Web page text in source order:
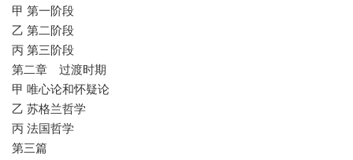
甲 第一阶段
乙 第二阶段
丙 第三阶段
第二章 过渡时期
甲 唯心论和怀疑论
乙 苏格兰哲学
丙 法国哲学
第三篇